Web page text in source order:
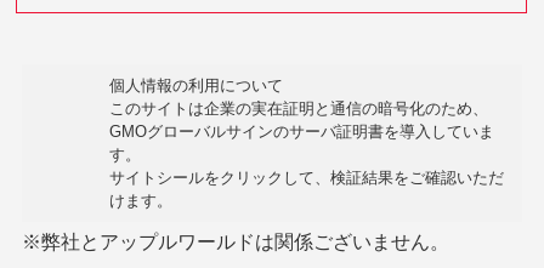
個人情報の利用について
このサイトは企業の実在証明と通信の暗号化のため、
GMOグローバルサインのサーバ証明書を導入していま
す。
サイトシールをクリックして、検証結果をご確認いただ
けます。
※弊社とアップルワールドは関係ございません。